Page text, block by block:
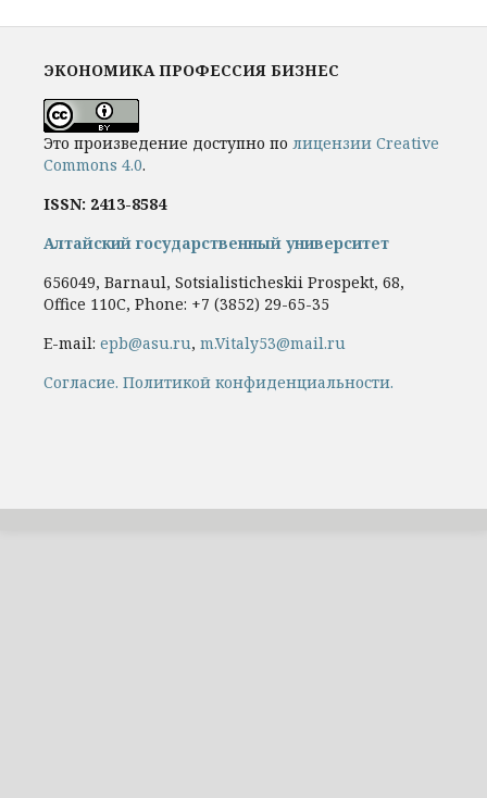
ЭКОНОМИКА ПРОФЕССИЯ БИЗНЕС
Это произведение доступно по лицензии Creative
Commons 4.0.
ISSN: 2413-8584
Алтайский государственный университет
656049, Barnaul, Sotsialisticheskii Prospekt, 68,
Office 110C, Phone: +7 (3852) 29-65-35
E-mail: epb@asu.ru, m.Vitaly53@mail.ru
Cогласие. Политикой конфиденциальности.